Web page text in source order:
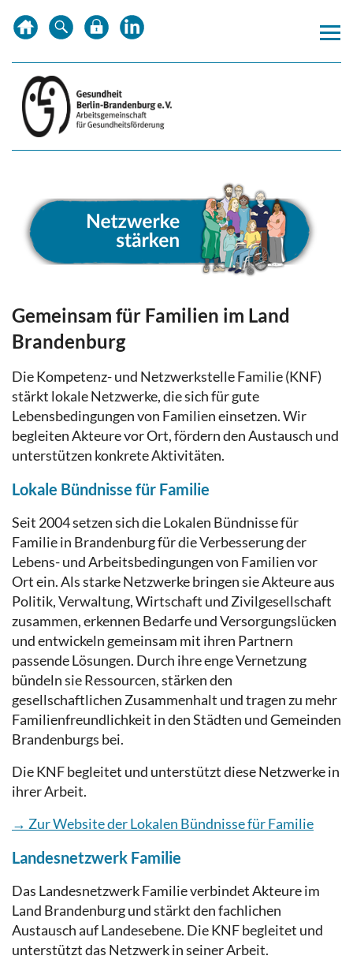
Inhalt
Hauptnavigation
Subnavigation
Gemeinsam für Familien im Land
Brandenburg
Die Kompetenz- und Netzwerkstelle Familie (KNF)
stärkt lokale Netzwerke, die sich für gute
Lebensbedingungen von Familien einsetzen. Wir
begleiten Akteure vor Ort, fördern den Austausch und
unterstützen konkrete Aktivitäten.
Lokale Bündnisse für Familie
Seit 2004 setzen sich die Lokalen Bündnisse für
Familie in Brandenburg für die Verbesserung der
Lebens- und Arbeitsbedingungen von Familien vor
Ort ein. Als starke Netzwerke bringen sie Akteure aus
Politik, Verwaltung, Wirtschaft und Zivilgesellschaft
zusammen, erkennen Bedarfe und Versorgungslücken
und entwickeln gemeinsam mit ihren Partnern
passende Lösungen. Durch ihre enge Vernetzung
bündeln sie Ressourcen, stärken den
gesellschaftlichen Zusammenhalt und tragen zu mehr
Familienfreundlichkeit in den Städten und Gemeinden
Brandenburgs bei.
Die KNF begleitet und unterstützt diese Netzwerke in
ihrer Arbeit.
→ Zur Website der Lokalen Bündnisse für Familie
Landesnetzwerk Familie
Das Landesnetzwerk Familie verbindet Akteure im
Land Brandenburg und stärkt den fachlichen
Austausch auf Landesebene. Die KNF begleitet und
unterstützt das Netzwerk in seiner Arbeit.